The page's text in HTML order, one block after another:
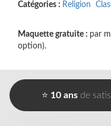
Catégories : Religion
Maquette gratuite : par
option).
⭐ 10 ans de